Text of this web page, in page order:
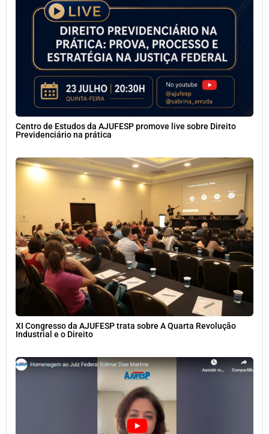
Centro de Estudos da AJUFESP promove live sobre Direito
Previdenciário na prática
XI Congresso da AJUFESP trata sobre A Quarta Revolução
Industrial e o Direito